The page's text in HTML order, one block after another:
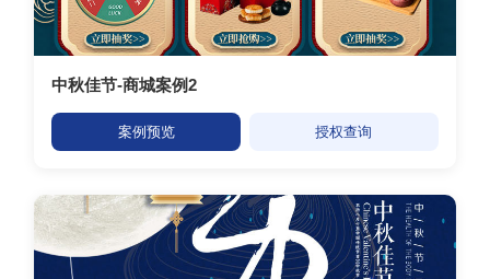
中秋佳节-商城案例2
案例预览 授权查询